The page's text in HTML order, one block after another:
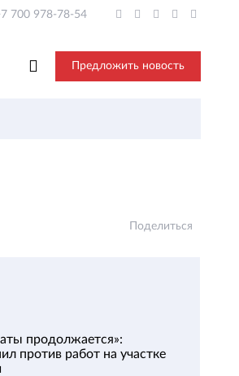
700 978-78-54
Предложить новость
Поделиться
продолжается»:
против работ на участке